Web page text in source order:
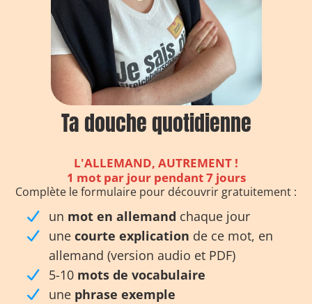
Ta douche quotidienne
L'ALLEMAND, AUTREMENT !
1 mot par jour pendant 7 jours
Complète le formulaire pour découvrir gratuitement :
un mot en allemand chaque jour
une courte explication de ce mot, en
allemand (version audio et PDF)
5-10 mots de vocabulaire
une phrase exemple